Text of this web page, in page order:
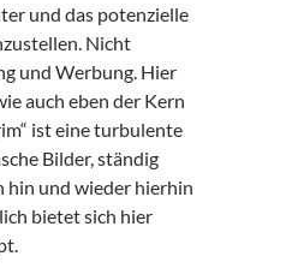
und das potenzielle
Nicht
und Werbung. Hier
auch eben der Kern
ist eine turbulente
Bilder, ständig
hin und wieder hierhin
bietet sich hier